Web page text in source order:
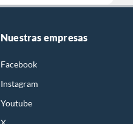
Nuestras empresas
Facebook
Instagram
Youtube